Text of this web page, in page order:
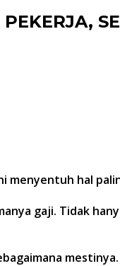
menyentuh hal
gaji. Tidak
mestinya.